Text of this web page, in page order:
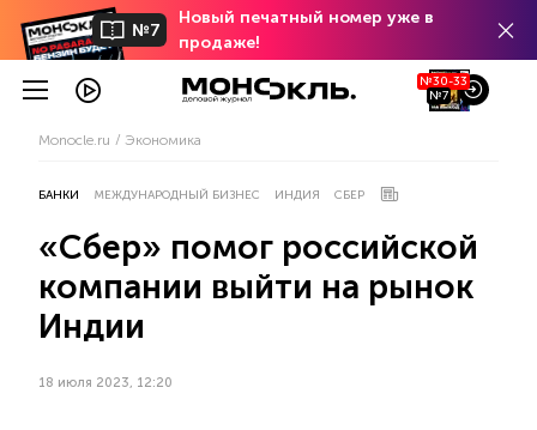
№7
Новый печатный номер уже в
продаже!
№30-33
№7
Monocle.ru Экономика
БАНКИ МЕЖДУНАРОДНЫЙ БИЗНЕС ИНДИЯ СБЕР
«Сбер» помог российской
компании выйти на рынок
Индии
18 июля 2023, 12:20